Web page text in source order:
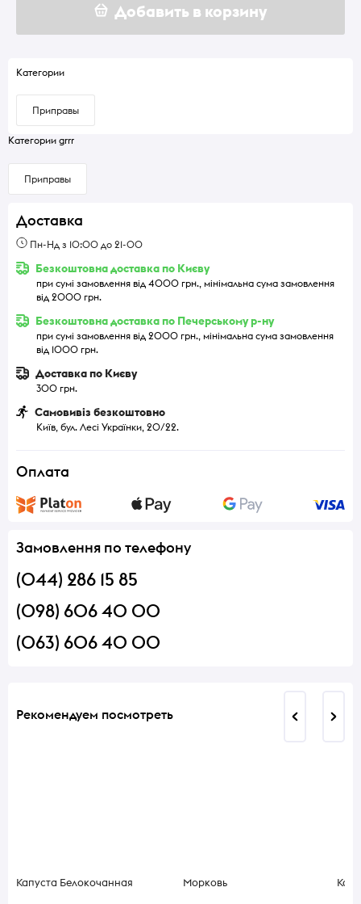
Добавить в корзину
Категории
Приправы
Категории grrr
Приправы
Доставка
Пн-Нд з 10:00 до 21-00
Безкоштовна доставка по Києву
при сумі замовлення від 4000 грн., мінімальна сума замовлення
від 2000 грн.
Безкоштовна доставка по Печерському р-ну
при сумі замовлення від 2000 грн., мінімальна сума замовлення
від 1000 грн.
Доставка по Києву
300 грн.
Самовивіз безкоштовно
Київ, бул. Лесі Українки, 20/22.
Оплата
Замовлення по телефону
(044) 286 15 85
(098) 606 40 00
(063) 606 40 00
Рекомендуем посмотреть
Капуста Белокочанная Морковь